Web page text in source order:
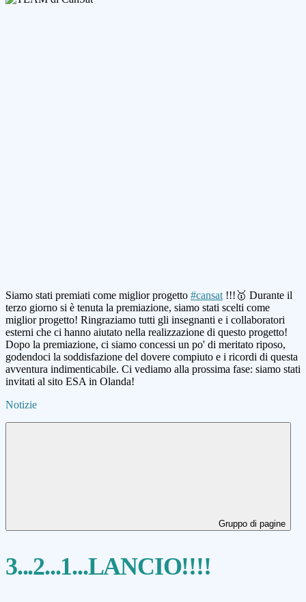
Siamo stati premiati come miglior progetto #cansat !!!🥇 Durante il
terzo giorno si è tenuta la premiazione, siamo stati scelti come
miglior progetto! Ringraziamo tutti gli insegnanti e i collaboratori
esterni che ci hanno aiutato nella realizzazione di questo progetto!
Dopo la premiazione, ci siamo concessi un po' di meritato riposo,
godendoci la soddisfazione del dovere compiuto e i ricordi di questa
avventura indimenticabile. Ci vediamo alla prossima fase: siamo stati
invitati al sito ESA in Olanda!
Notizie
Gruppo di pagine
3...2...1...LANCIO!!!!